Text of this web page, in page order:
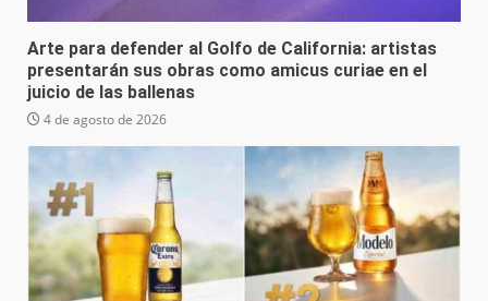
Arte para defender al Golfo de California: artistas
presentarán sus obras como amicus curiae en el
juicio de las ballenas
4 de agosto de 2026